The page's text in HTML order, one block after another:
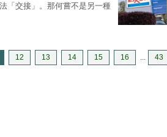
「交接」。那何嘗不是另一種
12 13 14 15 16 43